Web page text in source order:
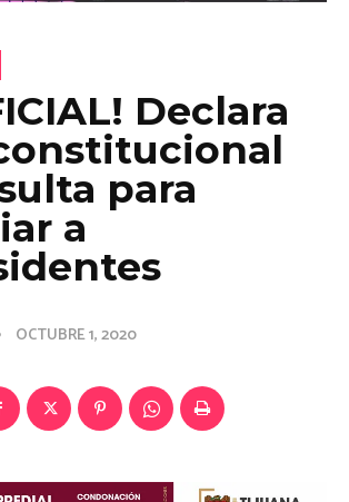
Declara
para
a
OCTUBRE 1, 2020